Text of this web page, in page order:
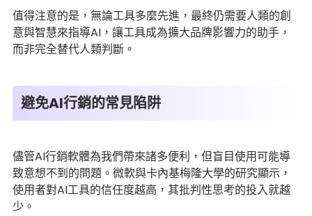
值得注意的是，無論工具多麼先進，最終仍需要人類的創
意與智慧來指導AI，讓工具成為擴大品牌影響力的助手，
而非完全替代人類判斷。
避免AI行銷的常見陷阱
儘管AI行銷軟體為我們帶來諸多便利，但盲目使用可能導
致意想不到的問題。微軟與卡內基梅隆大學的研究顯示，
使用者對AI工具的信任度越高，其批判性思考的投入就越
少。